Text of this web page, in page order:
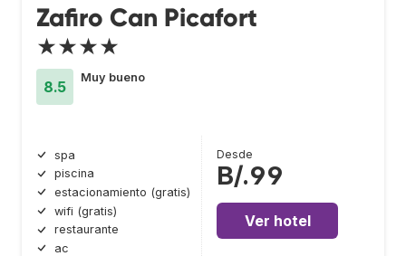
Zafiro Can Picafort
★★★★
8.5
Muy bueno
spa
piscina
estacionamiento (gratis)
wifi (gratis)
restaurante
ac
Desde
B/.99
Ver hotel